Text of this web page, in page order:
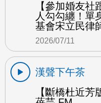
【參加婚友
人勾勾纏！單
基會宋立民律
2026/07/11
漢聲下午茶
【斷橋杜近